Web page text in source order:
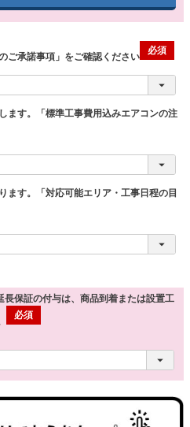
ご承諾事項」をご確認ください
ます。「標準工事費用込みエアコンの注
ます。「対応可能エリア・工事日程の目
保証の付与は、商品到着または設置工